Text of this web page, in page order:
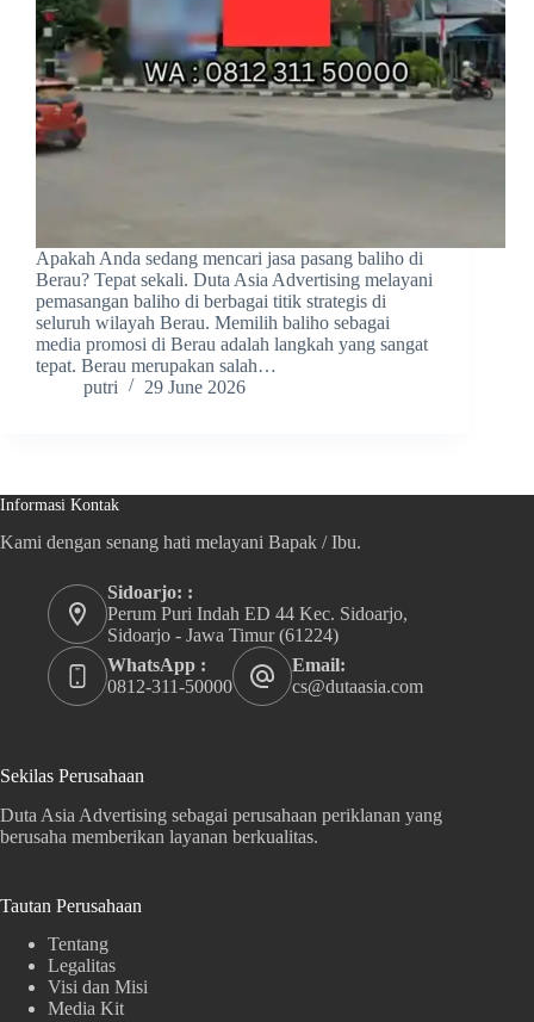
Apakah Anda sedang mencari jasa pasang baliho di
Berau? Tepat sekali. Duta Asia Advertising melayani
pemasangan baliho di berbagai titik strategis di
seluruh wilayah Berau. Memilih baliho sebagai
media promosi di Berau adalah langkah yang sangat
tepat. Berau merupakan salah…
putri
29 June 2026
Informasi Kontak
Kami dengan senang hati melayani Bapak / Ibu.
Sidoarjo: :
Perum Puri Indah ED 44 Kec. Sidoarjo,
Sidoarjo - Jawa Timur (61224)
WhatsApp :
0812-311-50000
Email:
cs@dutaasia.com
Sekilas Perusahaan
Duta Asia Advertising sebagai perusahaan periklanan yang
berusaha memberikan layanan berkualitas.
Tautan Perusahaan
Tentang
Legalitas
Visi dan Misi
Media Kit